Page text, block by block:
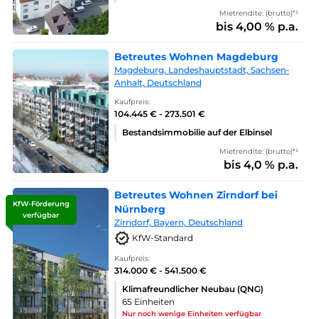
Mietrendite: (brutto)*¹
bis 4,00 % p.a.
Betreutes Wohnen Magdeburg
Magdeburg, Landeshauptstadt, Sachsen-
Anhalt, Deutschland
Kaufpreis:
104.445 € - 273.501 €
Bestandsimmobilie auf der Elbinsel
Mietrendite: (brutto)*¹
bis 4,0 % p.a.
KfW-Förderung
verfügbar
Betreutes Wohnen Zirndorf bei
Nürnberg
Zirndorf, Bayern, Deutschland
KfW-Standard
Kaufpreis:
314.000 € - 541.500 €
Klimafreundlicher Neubau (QNG)
65 Einheiten
Nur noch wenige Einheiten verfügbar